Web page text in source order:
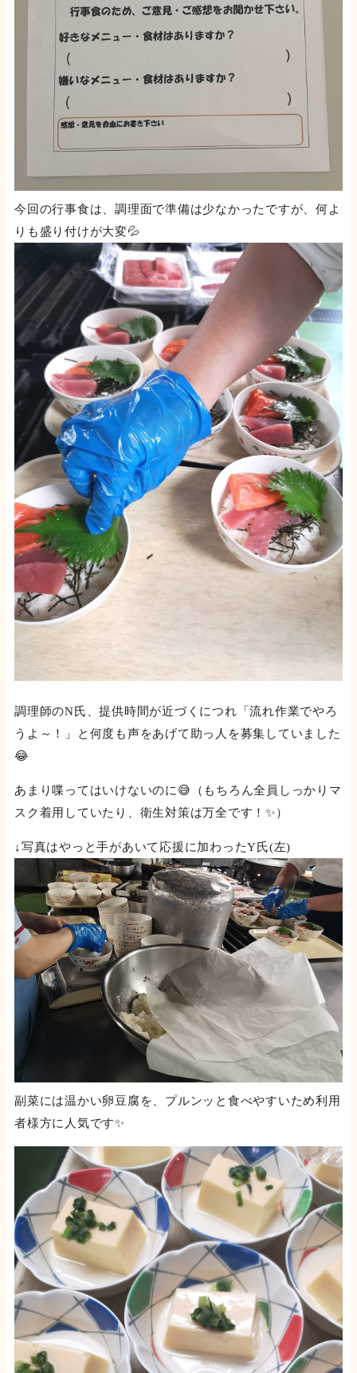
今回の行事食は、調理面で準備は少なかったですが、何よ
りも盛り付けが大変💦
調理師のN氏、提供時間が近づくにつれ「流れ作業でやろ
うよ～！」と何度も声をあげて助っ人を募集していました
😂
あまり喋ってはいけないのに😅（もちろん全員しっかりマ
スク着用していたり、衛生対策は万全です！✨）
↓写真はやっと手があいて応援に加わったY氏(左)
副菜には温かい卵豆腐を、プルンッと食べやすいため利用
者様方に人気です✨